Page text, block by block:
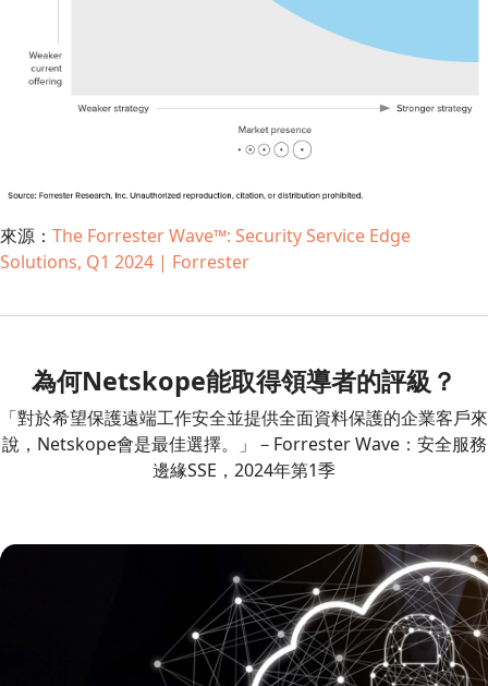
來源： The Forrester Wave™: Security Service Edge
Solutions, Q1 2024 | Forrester
為何Netskope能取得領導者的評級？
「對於希望保護遠端工作安全並提供全面資料保護的企業客戶來
說，Netskope會是最佳選擇。」－Forrester Wave：安全服務
邊緣SSE，2024年第1季